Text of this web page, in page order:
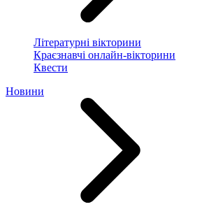
Літературні вікторини
Краєзнавчі онлайн-вікторини
Квести
Новини